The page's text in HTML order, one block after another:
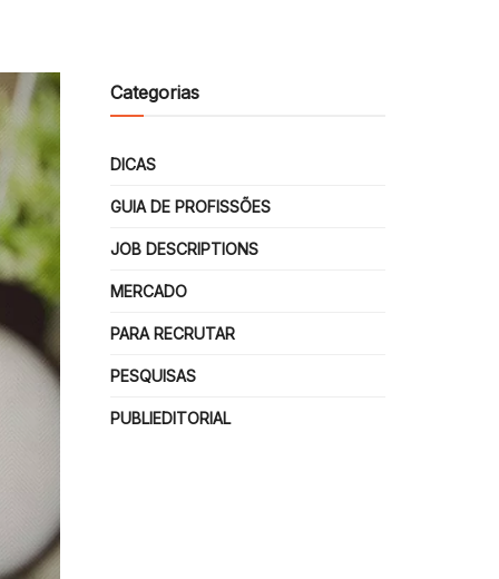
Categorias
DICAS
GUIA DE PROFISSÕES
JOB DESCRIPTIONS
MERCADO
PARA RECRUTAR
PESQUISAS
PUBLIEDITORIAL